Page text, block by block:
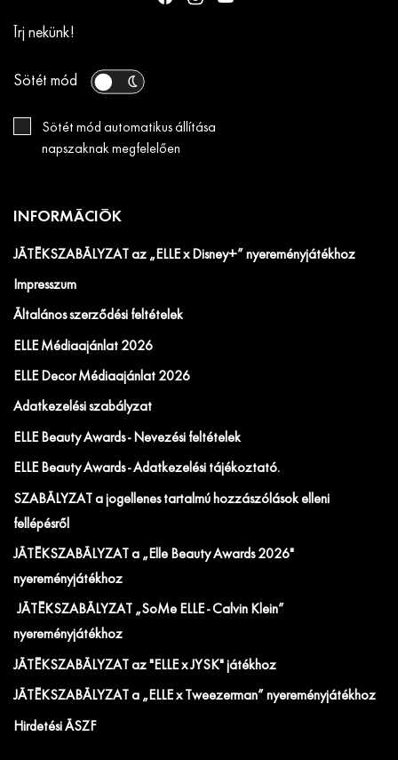
Írj nekünk!
Sötét mód
Sötét mód automatikus állítása
napszaknak megfelelően
INFORMÁCIÓK
JÁTÉKSZABÁLYZAT az „ELLE x Disney+” nyereményjátékhoz
Impresszum
Általános szerződési feltételek
ELLE Médiaajánlat 2026
ELLE Decor Médiaajánlat 2026
Adatkezelési szabályzat
ELLE Beauty Awards - Nevezési feltételek
ELLE Beauty Awards - Adatkezelési tájékoztató.
SZABÁLYZAT a jogellenes tartalmú hozzászólások elleni
fellépésről
JÁTÉKSZABÁLYZAT a „Elle Beauty Awards 2026"
nyereményjátékhoz
JÁTÉKSZABÁLYZAT „SoMe ELLE - Calvin Klein”
nyereményjátékhoz
JÁTÉKSZABÁLYZAT az "ELLE x JYSK" játékhoz
JÁTÉKSZABÁLYZAT a „ELLE x Tweezerman” nyereményjátékhoz
Hirdetési ÁSZF